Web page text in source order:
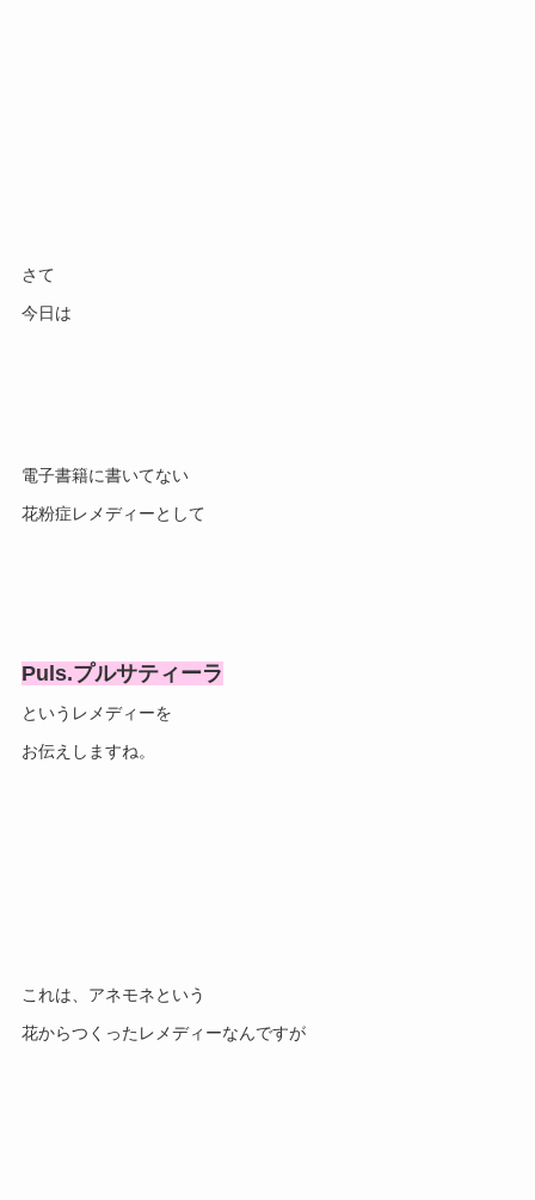
さて
今日は
電子書籍に書いてない
花粉症レメディーとして
Puls.プルサティーラ
というレメディーを
お伝えしますね。
これは、アネモネという
花からつくったレメディーなんですが